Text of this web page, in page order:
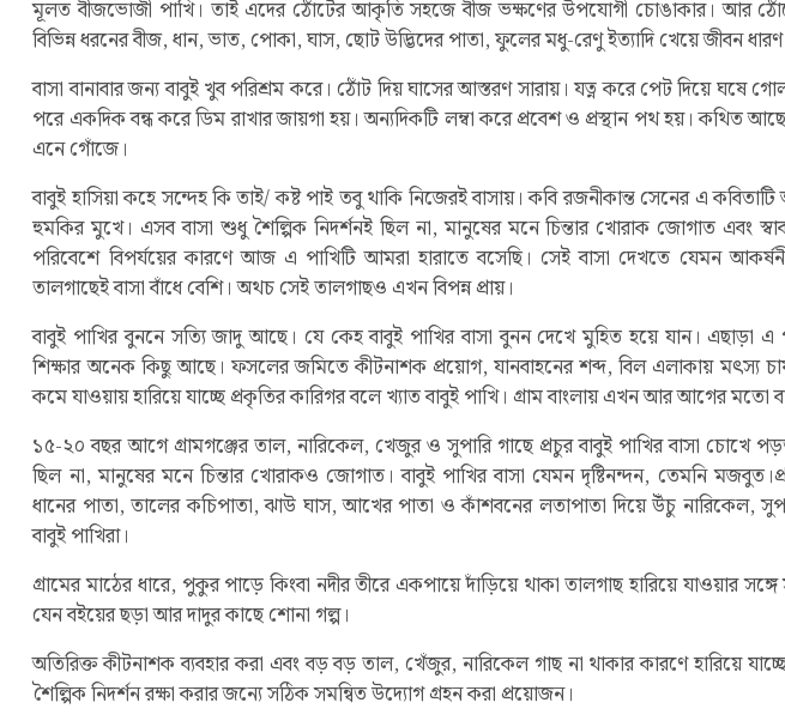
মূলত বীজভোজী পাখি। তাই এদের ঠোঁটের আকৃতি সহজে বীজ ভক্ষণের উপযোগী চোঙাকার। আর
বিভিন্ন ধরনের বীজ, ধান, ভাত, পোকা, ঘাস, ছোট উদ্ভিদের পাতা, ফুলের মধু-রেণু ইত্যাদি খেয়ে জীবন
বাসা বানাবার জন্য বাবুই খুব পরিশ্রম করে। ঠোঁট দিয় ঘাসের আস্তরণ সারায়। যত্ন করে পেট দিয়ে ঘষে
পরে একদিক বন্ধ করে ডিম রাখার জায়গা হয়। অন্যদিকটি লম্বা করে প্রবেশ ও প্রস্থান পথ হয়। কথিত
এনে গোঁজে।
বাবুই হাসিয়া কহে সন্দেহ কি তাই/ কষ্ট পাই তবু থাকি নিজেরই বাসায়। কবি রজনীকান্ত সেনের এ
হুমকির মুখে। এসব বাসা শুধু শৈল্পিক নিদর্শনই ছিল না, মানুষের মনে চিন্তার খোরাক জোগাত এবং
পরিবেশে বিপর্যয়ের কারণে আজ এ পাখিটি আমরা হারাতে বসেছি। সেই বাসা দেখতে যেমন
তালগাছেই বাসা বাঁধে বেশি। অথচ সেই তালগাছও এখন বিপন্ন প্রায়।
বাবুই পাখির বুননে সত্যি জাদু আছে। যে কেহ বাবুই পাখির বাসা বুনন দেখে মুহিত হয়ে যান। এছাড়া
শিক্ষার অনেক কিছু আছে। ফসলের জমিতে কীটনাশক প্রয়োগ, যানবাহনের শব্দ, বিল এলাকায় মৎস্য চাষ,
কমে যাওয়ায় হারিয়ে যাচ্ছে প্রকৃতির কারিগর বলে খ্যাত বাবুই পাখি। গ্রাম বাংলায় এখন আর আগের মতো
১৫-২০ বছর আগে গ্রামগঞ্জের তাল, নারিকেল, খেজুর ও সুপারি গাছে প্রচুর বাবুই পাখির বাসা চোখে
ছিল না, মানুষের মনে চিন্তার খোরাকও জোগাত। বাবুই পাখির বাসা যেমন দৃষ্টিনন্দন, তেমনি
ধানের পাতা, তালের কচিপাতা, ঝাউ ঘাস, আখের পাতা ও কাঁশবনের লতাপাতা দিয়ে উঁচু নারিকেল,
বাবুই পাখিরা।
গ্রামের মাঠের ধারে, পুকুর পাড়ে কিংবা নদীর তীরে একপায়ে দাঁড়িয়ে থাকা তালগাছ হারিয়ে যাওয়ার
যেন বইয়ের ছড়া আর দাদুর কাছে শোনা গল্প।
অতিরিক্ত কীটনাশক ব্যবহার করা এবং বড় বড় তাল, খেঁজুর, নারিকেল গাছ না থাকার কারণে হারিয়ে
শৈল্পিক নিদর্শন রক্ষা করার জন্যে সঠিক সমন্বিত উদ্যোগ গ্রহন করা প্রয়োজন।